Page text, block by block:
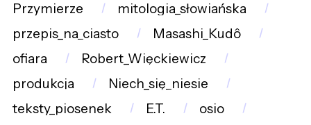
Przymierze
mitologia_słowiańska
przepis_na_ciasto
Masashi_Kudô
ofiara
Robert_Więckiewicz
produkcja
Niech_się_niesie
teksty_piosenek
E.T.
osio